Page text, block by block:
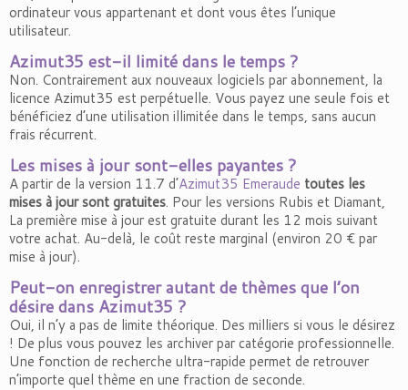
ordinateur vous appartenant et dont vous êtes l’unique
utilisateur.
Azimut35 est-il limité dans le temps ?
Non. Contrairement aux nouveaux logiciels par abonnement, la
licence Azimut35 est perpétuelle. Vous payez une seule fois et
bénéficiez d’une utilisation illimitée dans le temps, sans aucun
frais récurrent.
Les mises à jour sont-elles payantes ?
A partir de la version 11.7 d’Azimut35 Emeraude toutes les
mises à jour sont gratuites. Pour les versions Rubis et Diamant,
La première mise à jour est gratuite durant les 12 mois suivant
votre achat. Au-delà, le coût reste marginal (environ 20 € par
mise à jour).
Peut-on enregistrer autant de thèmes que l’on
désire dans Azimut35 ?
Oui, il n’y a pas de limite théorique. Des milliers si vous le désirez
! De plus vous pouvez les archiver par catégorie professionnelle.
Une fonction de recherche ultra-rapide permet de retrouver
n’importe quel thème en une fraction de seconde.